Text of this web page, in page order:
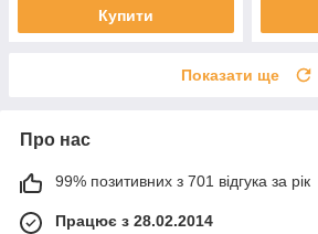
Купити
Показати ще
Про нас
99% позитивних з 701 відгука за рік
Працює з 28.02.2014